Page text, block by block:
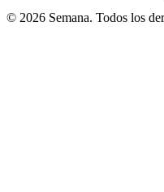
© 2026 Semana. Todos los